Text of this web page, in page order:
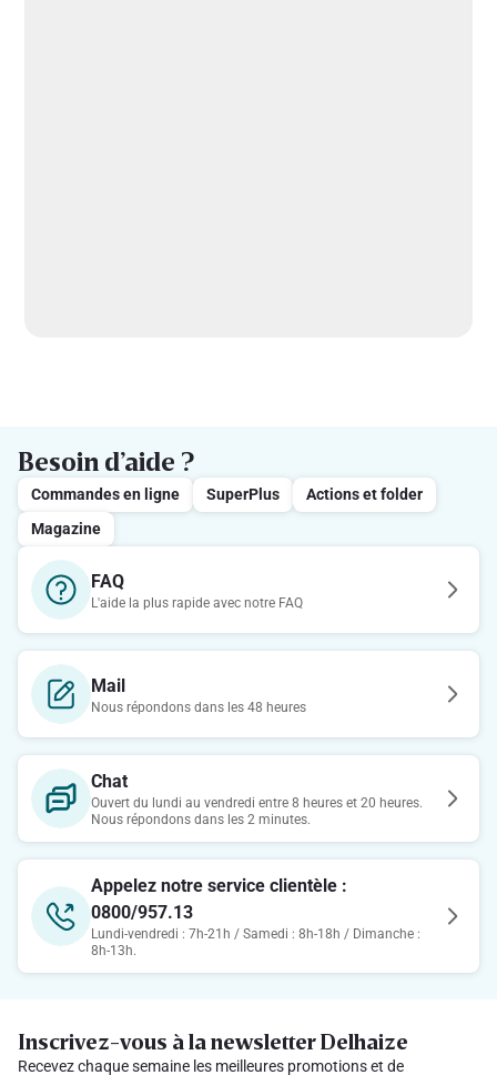
Besoin d’aide ?
Commandes en ligne SuperPlus
Actions et folder
Magazine
FAQ
L'aide la plus rapide avec notre FAQ
Mail
Nous répondons dans les 48 heures
Chat
Ouvert du lundi au vendredi entre 8 heures et 20 heures.
Nous répondons dans les 2 minutes.
Appelez notre service clientèle :
0800/957.13
Lundi-vendredi : 7h-21h / Samedi : 8h-18h / Dimanche :
8h-13h.
Inscrivez-vous à la newsletter Delhaize
Recevez chaque semaine les meilleures promotions et de